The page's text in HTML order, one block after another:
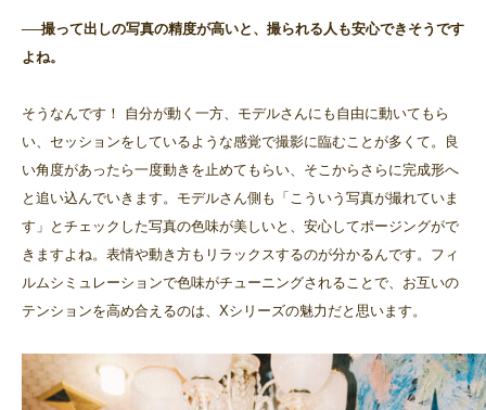
──撮って出しの写真の精度が高いと、撮られる人も安心できそうです
よね。
そうなんです！ 自分が動く一方、モデルさんにも自由に動いてもら
い、セッションをしているような感覚で撮影に臨むことが多くて。良
い角度があったら一度動きを止めてもらい、そこからさらに完成形へ
と追い込んでいきます。モデルさん側も「こういう写真が撮れていま
す」とチェックした写真の色味が美しいと、安心してポージングがで
きますよね。表情や動き方もリラックスするのが分かるんです。フィ
ルムシミュレーションで色味がチューニングされることで、お互いの
テンションを高め合えるのは、Xシリーズの魅力だと思います。